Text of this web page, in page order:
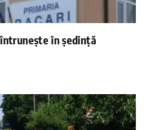
în ședință